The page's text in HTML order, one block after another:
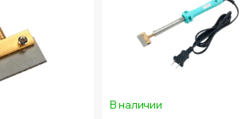
В наличии